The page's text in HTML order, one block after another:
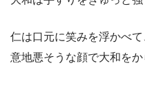
仁は口元に笑みを浮かべて
意地悪そうな顔で大和をか